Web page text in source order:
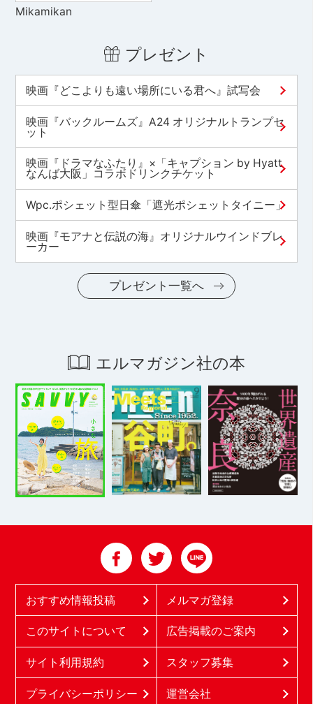
Mikamikan
プレゼント
映画『どこよりも遠い場所にいる君へ』試写会
映画『バックルームズ』A24 オリジナルトランプセ
ット
映画『ドラマなふたり』×「キャプション by Hyatt
なんば大阪」コラボドリンクチケット
Wpc.ポシェット型日傘「遮光ポシェットタイニー」
映画『モアナと伝説の海』オリジナルウインドブレ
ーカー
プレゼント一覧へ
エルマガジン社の本
おすすめ情報投稿 メルマガ登録
このサイトについて 広告掲載のご案内
サイト利用規約 スタッフ募集
プライバシーポリシー 運営会社